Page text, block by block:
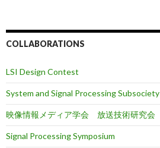
COLLABORATIONS
LSI Design Contest
System and Signal Processing Subsociety
映像情報メディア学会 放送技術研究会
Signal Processing Symposium